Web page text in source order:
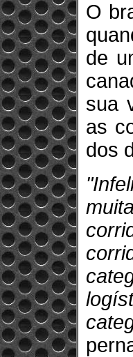
O
de
sua
as
dos